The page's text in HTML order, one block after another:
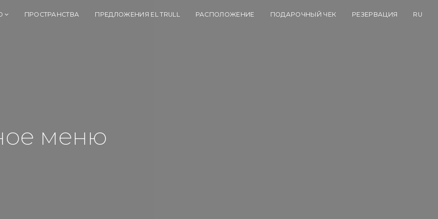
ПРОСТРАНСТВА ПРЕДЛОЖЕНИЯ EL TRULL РАСПОЛОЖЕНИЕ ПОДАРОЧНЫЙ ЧЕК РЕЗЕРВАЦИЯ RU
меню